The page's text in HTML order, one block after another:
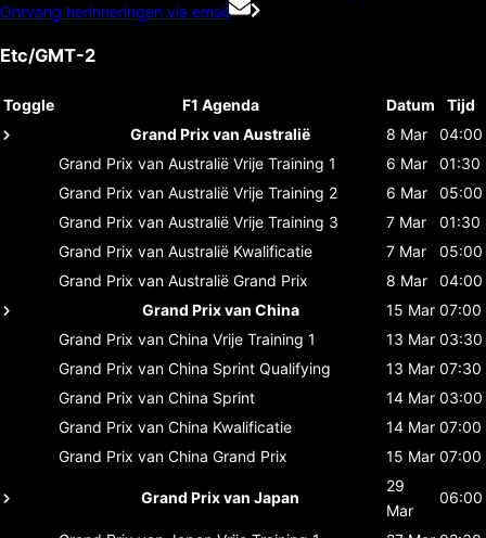
Ontvang herinneringen via email
Etc/GMT-2
Toggle F1 Agenda Datum
Tijd
Grand Prix van Australië
8 Mar
04:00
Grand Prix van Australië Vrije Training 1 6 Mar
01:30
Grand Prix van Australië Vrije Training 2 6 Mar
05:00
Grand Prix van Australië Vrije Training 3 7 Mar
01:30
Grand Prix van Australië Kwalificatie 7 Mar
05:00
Grand Prix van Australië Grand Prix 8 Mar
04:00
Grand Prix van China
15 Mar 07:00
Grand Prix van China Vrije Training 1 13 Mar 03:30
Grand Prix van China Sprint Qualifying 13 Mar 07:30
Grand Prix van China Sprint 14 Mar 03:00
Grand Prix van China Kwalificatie 14 Mar 07:00
Grand Prix van China Grand Prix 15 Mar 07:00
Grand Prix van Japan
29
Mar
06:00